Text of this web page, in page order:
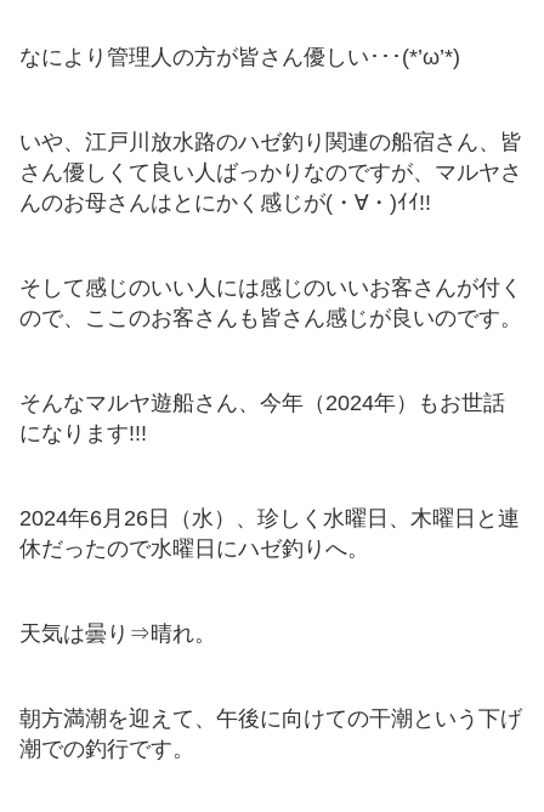
なにより管理人の方が皆さん優しい･･･(*’ω’*)
いや、江戸川放水路のハゼ釣り関連の船宿さん、皆
さん優しくて良い人ばっかりなのですが、マルヤさ
んのお母さんはとにかく感じが(・∀・)ｲｲ!!
そして感じのいい人には感じのいいお客さんが付く
ので、ここのお客さんも皆さん感じが良いのです。
そんなマルヤ遊船さん、今年（2024年）もお世話
になります!!!
2024年6月26日（水）、珍しく水曜日、木曜日と連
休だったので水曜日にハゼ釣りへ。
天気は曇り⇒晴れ。
朝方満潮を迎えて、午後に向けての干潮という下げ
潮での釣行です。